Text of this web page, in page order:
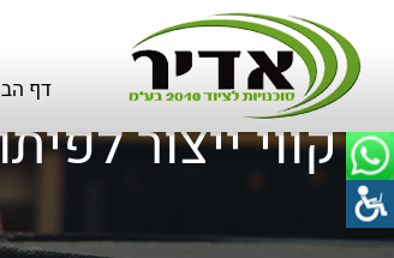
דף
דף הבית>מוצרים>קווי ייצור לפיתות ,לחמניות ,פיצה ולחם
קווי ייצור